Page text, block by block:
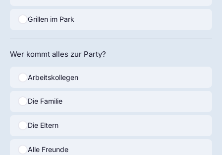
Grillen im Park
Wer kommt alles zur Party?
Arbeitskollegen
Die Familie
Die Eltern
Alle Freunde